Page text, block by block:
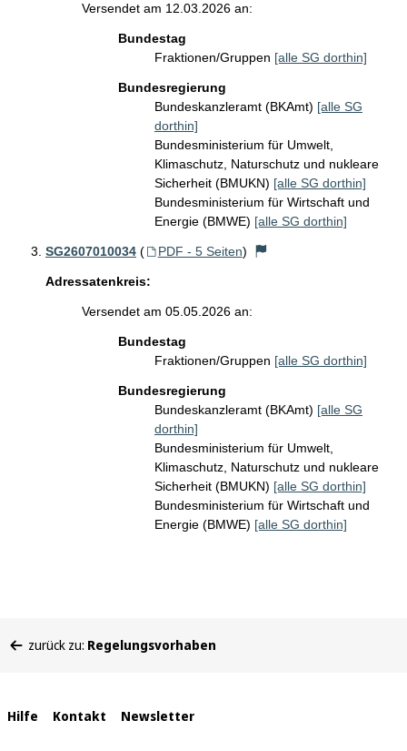
Versendet am 12.03.2026 an:
Bundestag
Fraktionen/Gruppen [alle SG dorthin]
Bundesregierung
Bundeskanzleramt (BKAmt) [alle SG
dorthin]
Bundesministerium für Umwelt,
Klimaschutz, Naturschutz und nukleare
Sicherheit (BMUKN) [alle SG dorthin]
Bundesministerium für Wirtschaft und
Energie (BMWE) [alle SG dorthin]
SG2607010034 ( PDF - 5 Seiten)
Adressatenkreis:
Versendet am 05.05.2026 an:
Bundestag
Fraktionen/Gruppen [alle SG dorthin]
Bundesregierung
Bundeskanzleramt (BKAmt) [alle SG
dorthin]
Bundesministerium für Umwelt,
Klimaschutz, Naturschutz und nukleare
Sicherheit (BMUKN) [alle SG dorthin]
Bundesministerium für Wirtschaft und
Energie (BMWE) [alle SG dorthin]
befinden
zurück zu: Regelungsvorhaben
Interne
Hilfe Kontakt Newsletter